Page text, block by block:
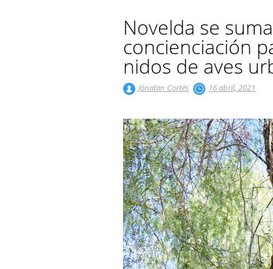
Novelda se
concienciación
nidos de aves
Jónatan Cortés 16 abril, 2021